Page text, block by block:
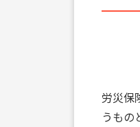
労災保
うもの